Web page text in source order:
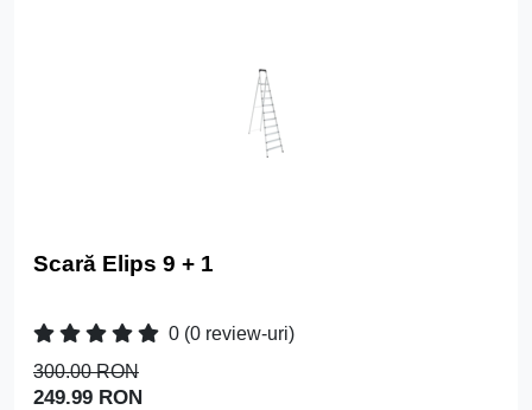
Scară Elips 9 + 1
0 (0 review-uri)
300.00 RON
249.99 RON